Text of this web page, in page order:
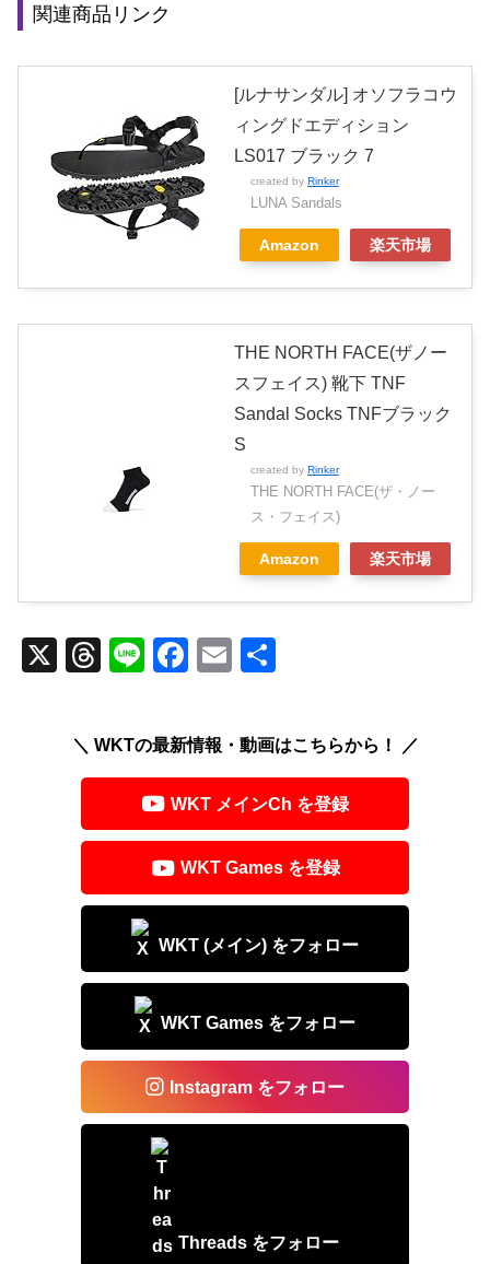
関連商品リンク
[ルナサンダル] オソフラコウ
ィングドエディション
LS017 ブラック 7
created by Rinker
LUNA Sandals
Amazon 楽天市場
THE NORTH FACE(ザノー
スフェイス) 靴下 TNF
Sandal Socks TNFブラック
S
created by Rinker
THE NORTH FACE(ザ・ノー
ス・フェイス)
Amazon 楽天市場
X
T
a
s
Li
F
e
b
o
o
k
E
＼ WKTの最新情報・動画はこちらから！ ／
WKT メインCh を登録
WKT Games を登録
WKT (メイン) をフォロー
WKT Games をフォロー
Instagram をフォロー
Threads をフォロー